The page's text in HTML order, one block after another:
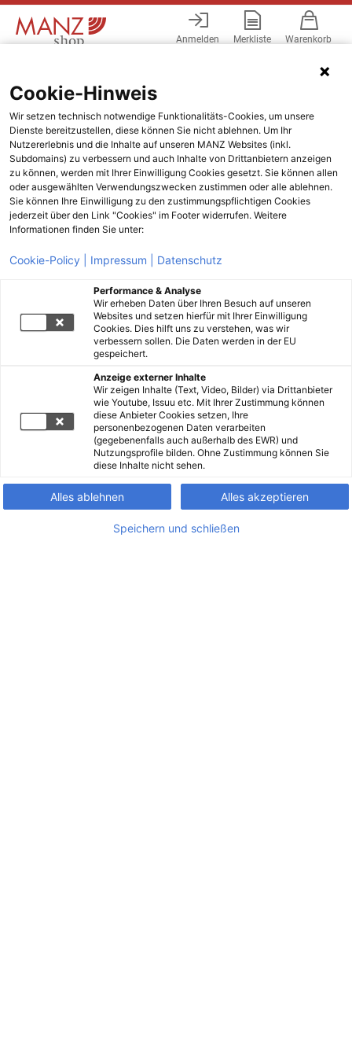
Anmelden Merkliste Warenkorb
Cookie-Hinweis
Wir setzen technisch notwendige Funktionalitäts-Cookies, um unsere
Dienste bereitzustellen, diese können Sie nicht ablehnen. Um Ihr
Nutzererlebnis und die Inhalte auf unseren MANZ Websites (inkl.
Subdomains) zu verbessern und auch Inhalte von Drittanbietern anzeigen
zu können, werden mit Ihrer Einwilligung Cookies gesetzt. Sie können allen
oder ausgewählten Verwendungszwecken zustimmen oder alle ablehnen.
Sie können Ihre Einwilligung zu den zustimmungspflichtigen Cookies
jederzeit über den Link "Cookies" im Footer widerrufen. Weitere
Informationen finden Sie unter:
Cookie-Policy | Impressum | Datenschutz
Performance & Analyse
Wir erheben Daten über Ihren Besuch auf unseren
Websites und setzen hierfür mit Ihrer Einwilligung
Cookies. Dies hilft uns zu verstehen, was wir
verbessern sollen. Die Daten werden in der EU
gespeichert.
Anzeige externer Inhalte
Wir zeigen Inhalte (Text, Video, Bilder) via Drittanbieter
wie Youtube, Issuu etc. Mit Ihrer Zustimmung können
diese Anbieter Cookies setzen, Ihre
personenbezogenen Daten verarbeiten
(gegebenenfalls auch außerhalb des EWR) und
Nutzungsprofile bilden. Ohne Zustimmung können Sie
diese Inhalte nicht sehen.
Alles ablehnen Alles akzeptieren
Speichern und schließen